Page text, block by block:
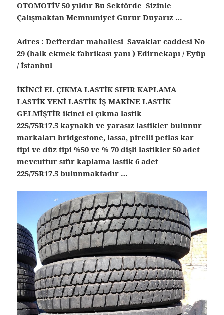
OTOMOTİV 50 yıldır Bu Sektörde Sizinle
Çalışmaktan Memnuniyet Gurur Duyarız …
Adres : Defterdar mahallesi Savaklar caddesi No
29 (halk ekmek fabrikası yanı ) Edirnekapı / Eyüp
/ İstanbul
İKİNCİ EL ÇIKMA LASTİK SIFIR KAPLAMA
LASTİK YENİ LASTİK İŞ MAKİNE LASTİK
GELMİŞTİR ikinci el çıkma lastik
225/75R17.5 kaynaklı ve yarasız lastikler bulunur
markaları bridgestone, lassa, pirelli petlas kar
tipi ve düz tipi %50 ve % 70 dişli lastikler 50 adet
mevcuttur sıfır kaplama lastik 6 adet
225/75R17.5 bulunmaktadır …